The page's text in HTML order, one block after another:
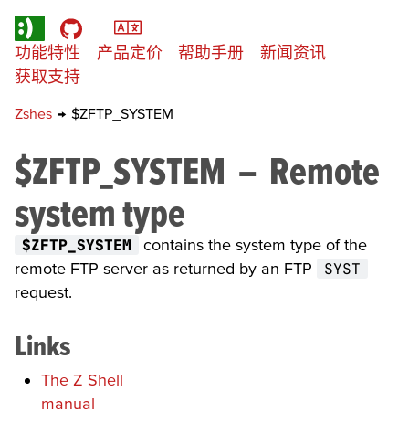
功能特性 产品定价 帮助手册
新闻资讯
获取支持
Zshes → $ZFTP_SYSTEM
$ZFTP_SYSTEM – Remote
system type
$ZFTP_SYSTEM
contains the system type of the
remote FTP server as returned by an FTP
SYST
request.
Links
The Z Shell
manual